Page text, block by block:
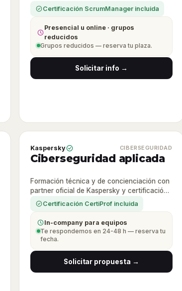
ScrumManager.
Certificación ScrumManager incluida
Presencial u online · grupos
reducidos
Grupos reducidos — reserva tu plaza.
Solicitar info →
Kaspersky CIBERSEGURIDAD
Ciberseguridad aplicada
Formación técnica y de concienciación con
partner oficial de Kaspersky y certificación
CertiProf.
Certificación CertiProf incluida
In-company para equipos
Te respondemos en 24-48 h — reserva tu
fecha.
Solicitar propuesta →